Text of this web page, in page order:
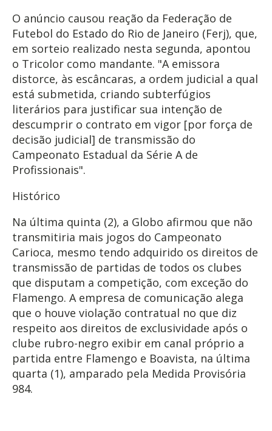
O anúncio causou reação da Federação de
Futebol do Estado do Rio de Janeiro (Ferj), que,
em sorteio realizado nesta segunda, apontou
o Tricolor como mandante. "A emissora
distorce, às escâncaras, a ordem judicial a qual
está submetida, criando subterfúgios
literários para justificar sua intenção de
descumprir o contrato em vigor [por força de
decisão judicial] de transmissão do
Campeonato Estadual da Série A de
Profissionais".
Histórico
Na última quinta (2), a Globo afirmou que não
transmitiria mais jogos do Campeonato
Carioca, mesmo tendo adquirido os direitos de
transmissão de partidas de todos os clubes
que disputam a competição, com exceção do
Flamengo. A empresa de comunicação alega
que o houve violação contratual no que diz
respeito aos direitos de exclusividade após o
clube rubro-negro exibir em canal próprio a
partida entre Flamengo e Boavista, na última
quarta (1), amparado pela Medida Provisória
984.